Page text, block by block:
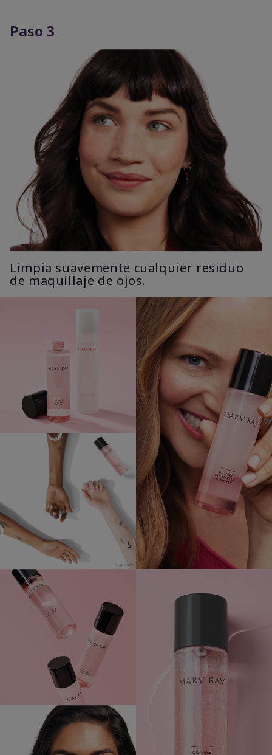
Paso 3
Limpia suavemente cualquier residuo
de maquillaje de ojos.